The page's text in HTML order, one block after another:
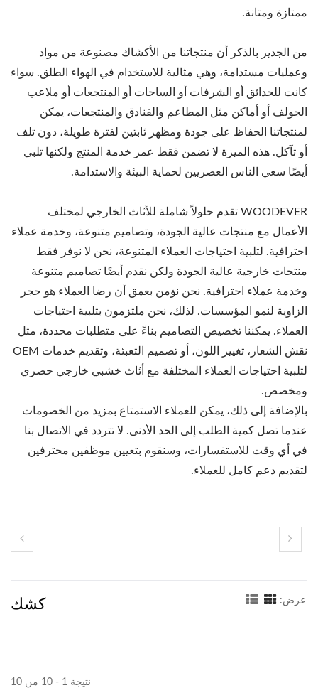
ممتازة ومتانة.
من الجدير بالذكر أن منتجاتنا من الأكشاك مصنوعة من مواد
وعمليات مستدامة، وهي مثالية للاستخدام في الهواء الطلق. سواء
كانت للحدائق أو الشرفات أو الساحات أو المنتجعات أو ملاعب
الجولف أو أماكن مثل المطاعم والفنادق والمنتجعات، يمكن
لمنتجاتنا الحفاظ على جودة ومظهر ثابتين لفترة طويلة، دون تلف
أو تآكل. هذه الميزة لا تضمن فقط عمر خدمة المنتج ولكنها تلبي
أيضًا سعي الناس العصريين لحماية البيئة والاستدامة.
WOODEVER تقدم حلولاً شاملة للأثاث الخارجي لمختلف
الأعمال مع منتجات عالية الجودة، وتصاميم متنوعة، وخدمة عملاء
احترافية. لتلبية احتياجات العملاء المتنوعة، نحن لا نوفر فقط
منتجات خارجية عالية الجودة ولكن نقدم أيضًا تصاميم متنوعة
وخدمة عملاء احترافية. نحن نؤمن بعمق أن رضا العملاء هو حجر
الزاوية لنمو المؤسسات. لذلك، نحن ملتزمون بتلبية احتياجات
العملاء. يمكننا تخصيص التصاميم بناءً على متطلبات محددة، مثل
نقش الشعار، تغيير اللون، أو تصميم التعبئة، وتقديم خدمات OEM
لتلبية احتياجات العملاء المختلفة مع أثاث خشبي خارجي حصري
ومخصص.
بالإضافة إلى ذلك، يمكن للعملاء الاستمتاع بمزيد من الخصومات
عندما تصل كمية الطلب إلى الحد الأدنى. لا تتردد في الاتصال بنا
في أي وقت للاستفسارات، وسنقوم بتعيين موظفين محترفين
لتقديم دعم كامل للعملاء.
كشك عرض:
نتيجة 1 - 10 من 10